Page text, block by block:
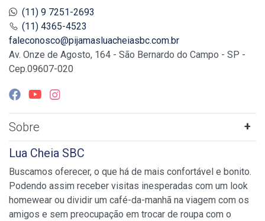
(11) 9 7251-2693
(11) 4365-4523
faleconosco@pijamasluacheiasbc.com.br
Av. Onze de Agosto, 164 - São Bernardo do Campo - SP -
Cep.09607-020
Sobre
Lua Cheia SBC
Buscamos oferecer, o que há de mais confortável e bonito.
Podendo assim receber visitas inesperadas com um look
homewear ou dividir um café-da-manhã na viagem com os
amigos e sem preocupação em trocar de roupa com o